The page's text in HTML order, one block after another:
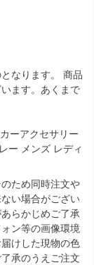
なります。 商品
ます。あくまで
ーアクセサリー
ー メンズ レディ
ため同時注文や
い場合がござい
らかじめご了承
ン等の画像環境
けした現物の色
承のうえご注文